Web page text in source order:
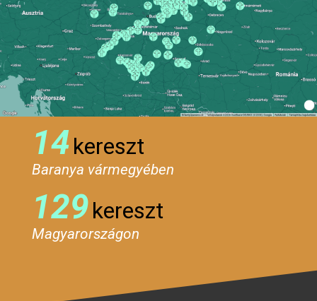
14kereszt
Baranya vármegyében
129kereszt
Magyarországon